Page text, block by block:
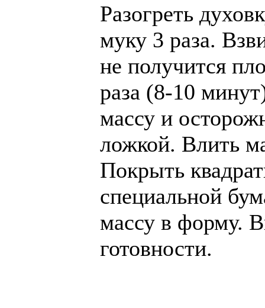
Разогреть
муку 3 раза.
не получится
раза (8-10
массу и
ложкой. Влить
Покрыть
специальной
массу в форму.
готовности.